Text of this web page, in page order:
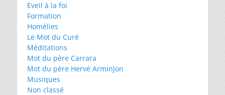
Eveil à la foi
Formation
Homélies
Le Mot du Curé
Méditations
Mot du père Carrara
Mot du père Hervé Arminjon
Musiques
Non classé